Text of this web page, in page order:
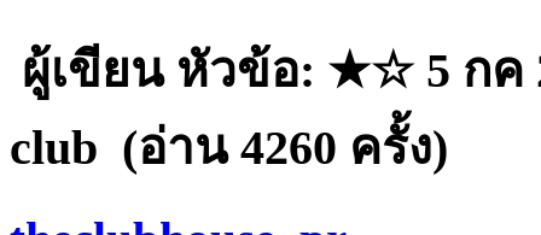
ผู้เขียนหัวข้อ: ★☆ 5 กค
club (อ่าน 4260 ครั้ง)